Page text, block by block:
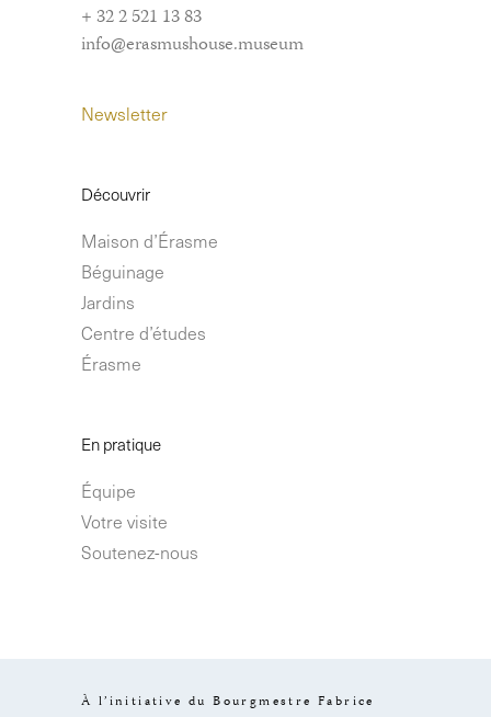
+ 32 2 521 13 83
info@erasmushouse.museum
Newsletter
Découvrir
Maison d’Érasme
Béguinage
Jardins
Centre d’études
Érasme
En pratique
Équipe
Votre visite
Soutenez-nous
À l’initiative du Bourgmestre Fabrice